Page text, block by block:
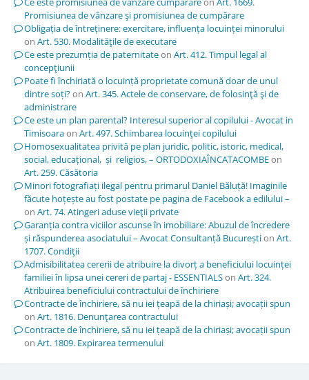
Promisiunea de vânzare şi promisiunea de cumpărare
Obligația de întreținere: exercitare, influența locuinței minorului
on Art. 530. Modalităţile de executare
Ce este prezumția de paternitateon Art. 412. Timpul legal al
concepţiunii
Poate fi închiriată o locuință proprietate comună doar de unul
dintre soți?on Art. 345. Actele de conservare, de folosinţă şi de
administrare
Ce este un plan parental? Interesul superior al copilului - Avocat in
Timisoaraon Art. 497. Schimbarea locuinţei copilului
Homosexualitatea privită pe plan juridic, politic, istoric, medical,
social, educațional, și religios, – ORTODOXIAÎNCATACOMBEon
Art. 259. Căsătoria
Minori fotografiați ilegal pentru primarul Daniel Băluță! Imaginile
făcute hoțește au fost postate pe pagina de Facebook a edilului –
on Art. 74. Atingeri aduse vieţii private
Garanția contra viciilor ascunse în imobiliare: Abuzul de încredere
și răspunderea asociatului – Avocat Consultanță Bucureștion Art.
1707. Condiţii
Admisibilitatea cererii de atribuire la divorț a beneficiului locuinței
familiei în lipsa unei cereri de partaj - ESSENTIALSon Art. 324.
Atribuirea beneficiului contractului de închiriere
Contracte de închiriere, să nu iei țeapă de la chiriași; avocații spun
on Art. 1816. Denunţarea contractului
Contracte de închiriere, să nu iei țeapă de la chiriași; avocații spun
on Art. 1809. Expirarea termenului